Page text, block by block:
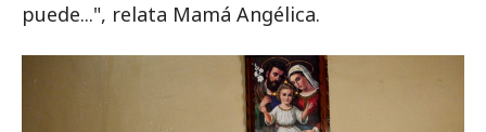
puede...", relata Mamá Angélica.